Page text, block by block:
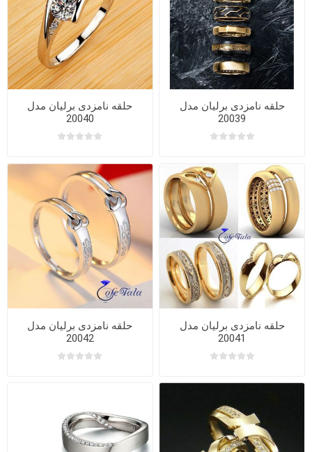
حلقه نامزدی برلیان مدل
20039
حلقه نامزدی برلیان مدل
20040
حلقه نامزدی برلیان مدل
20041
حلقه نامزدی برلیان مدل
20042